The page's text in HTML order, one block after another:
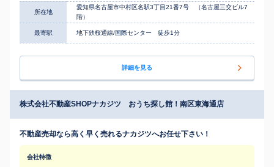
所在地
愛知県名古屋市中村区名駅3丁目21番7号 （名古屋三交ビル7
階）
最寄駅 地下鉄桜通線/国際センター 徒歩1分
詳細を見る
株式会社不動産SHOPナカジツ おうち探し館！南区東海通店
不動産売却なら高く早く売れるナカジツへお任せ下さい！
会社特徴